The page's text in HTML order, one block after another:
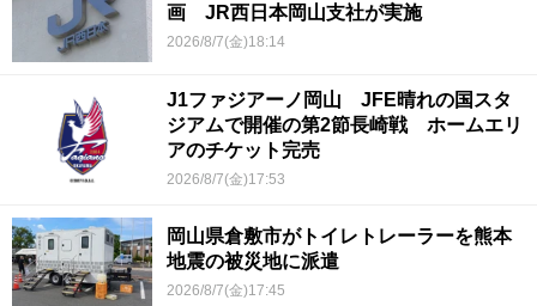
画 JR西日本岡山支社が実施
2026/8/7(金)18:14
J1ファジアーノ岡山 JFE晴れの国スタ
ジアムで開催の第2節長崎戦 ホームエリ
アのチケット完売
2026/8/7(金)17:53
岡山県倉敷市がトイレトレーラーを熊本
地震の被災地に派遣
2026/8/7(金)17:45